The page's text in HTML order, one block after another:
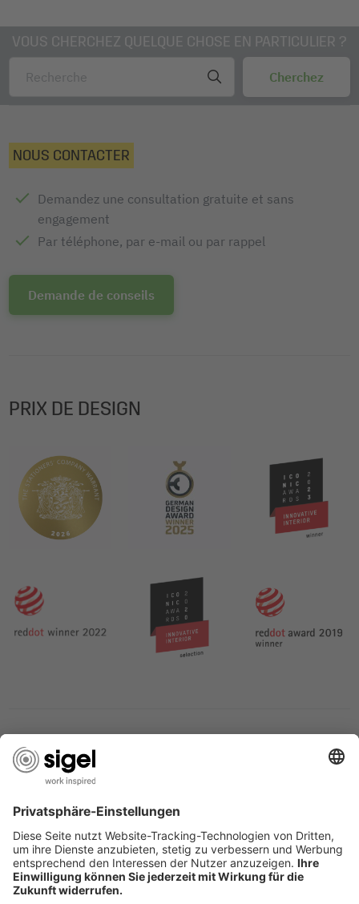
VOUS CHERCHEZ QUELQUE CHOSE EN PARTICULIER ?
NOUS CONTACTER
Demandez une consultation gratuite et sans
engagement
Par téléphone, par e-mail ou par rappel
Demande de conseils
PRIX DE DESIGN
L’ENTREPRISE SIGEL
PAGES UTILES